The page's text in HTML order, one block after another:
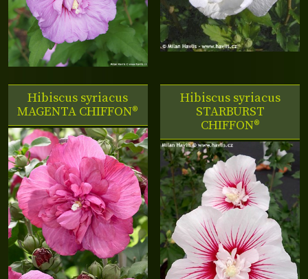
Hibiscus syriacus
MAGENTA CHIFFON®
Hibiscus syriacus
STARBURST
CHIFFON®